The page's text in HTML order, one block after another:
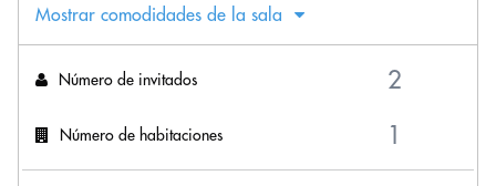
Mostrar comodidades de la sala
Número de invitados
Número de habitaciones